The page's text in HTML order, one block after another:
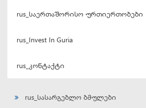
rus_საერთაშორისო ურთიერთობები
rus_Invest In Guria
rus_კონტაქტი
rus_სასარგებლო ბმულები